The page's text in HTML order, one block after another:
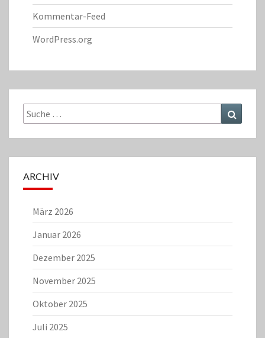
Kommentar-Feed
WordPress.org
Suche
nach:
ARCHIV
März 2026
Januar 2026
Dezember 2025
November 2025
Oktober 2025
Juli 2025